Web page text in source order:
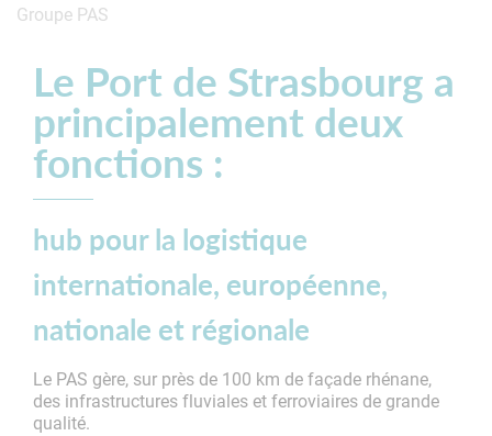
Groupe PAS
Le Port de Strasbourg a
principalement deux
fonctions :
hub pour la logistique
internationale, européenne,
nationale et régionale
Le PAS gère, sur près de 100 km de façade rhénane,
des infrastructures fluviales et ferroviaires de grande
qualité.